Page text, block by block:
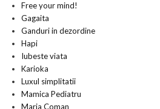
Free your mind!
Gagaita
Ganduri in dezordine
Hapi
Iubeste viata
Karioka
Luxul simplitatii
Mamica Pediatru
Maria Coman